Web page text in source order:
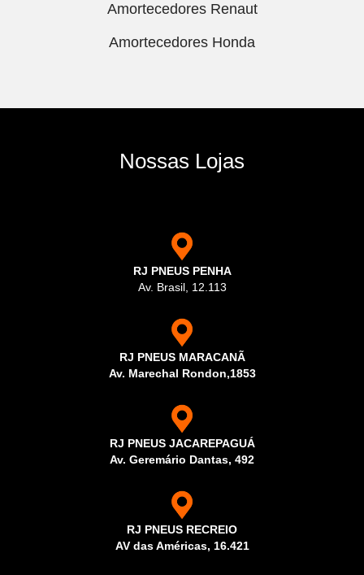
Amortecedores Renaut
Amortecedores Honda
Nossas Lojas
RJ PNEUS PENHA
Av. Brasil, 12.113
RJ PNEUS MARACANÃ
Av. Marechal Rondon,1853
RJ PNEUS JACAREPAGUÁ
Av. Geremário Dantas, 492
RJ PNEUS RECREIO
AV das Américas, 16.421